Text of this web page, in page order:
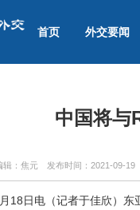
首页 外交要闻
中国将与
辑：焦元 发布时间： 2021-09-19
18日电（记者于佳欣）